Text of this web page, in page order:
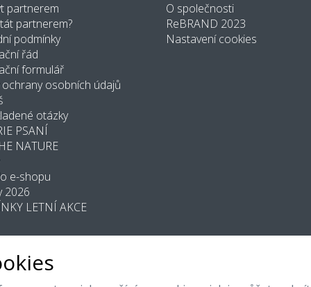
partnerem
partnerem?
podmínky
řád
formulář
osobních údajů
otázky
PSANÍ
NATURE
e-shopu
2026
LETNÍ AKCE
O společnosti
ReBRAND 2023
Nastavení cookies